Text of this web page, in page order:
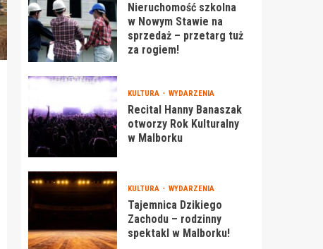
Nieruchomość szkolna
w Nowym Stawie na
sprzedaż – przetarg tuż
za rogiem!
KULTURA WYDARZENIA
Recital Hanny Banaszak
otworzy Rok Kulturalny
w Malborku
KULTURA WYDARZENIA
Tajemnica Dzikiego
Zachodu – rodzinny
spektakl w Malborku!